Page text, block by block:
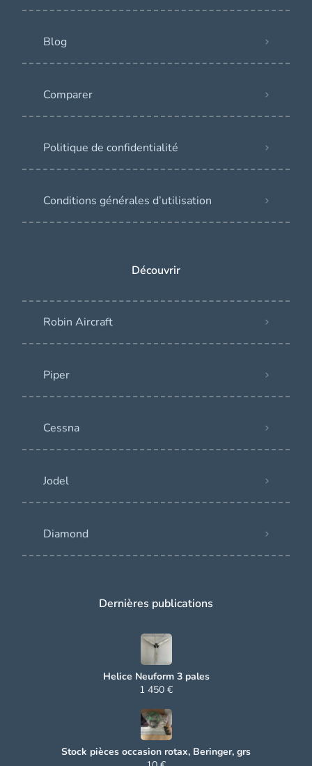
Blog
Comparer
Politique de confidentialité
Conditions générales d’utilisation
Découvrir
Robin Aircraft
Piper
Cessna
Jodel
Diamond
Dernières publications
Helice Neuform 3 pales
1 450 €
Stock pièces occasion rotax, Beringer, grs